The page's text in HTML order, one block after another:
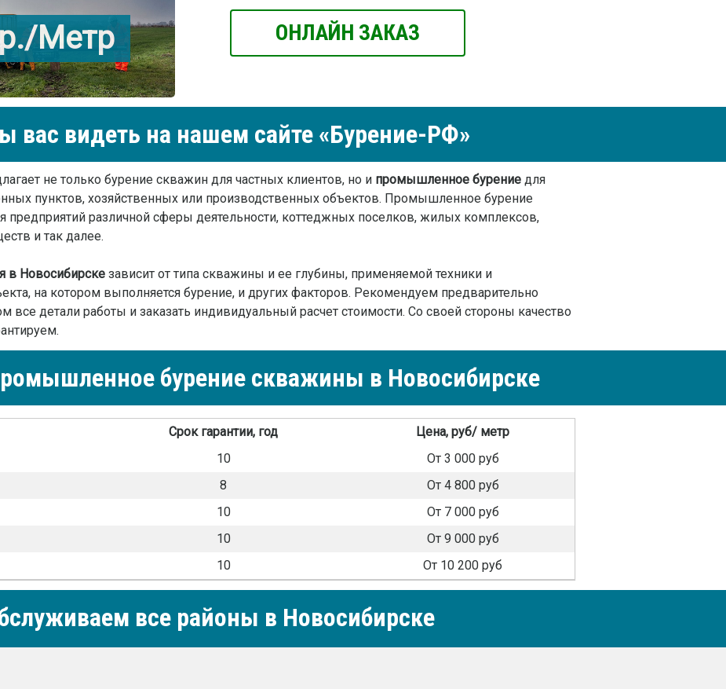
Метр ОНЛАЙН ЗАКАЗ
вас видеть на нашем сайте «Бурение-РФ»
не только бурение скважин для частных клиентов, но и промышленное бурение для
пунктов, хозяйственных или производственных объектов. Промышленное бурение
предприятий различной сферы деятельности, коттеджных поселков, жилых комплексов,
и так далее.
в Новосибирске зависит от типа скважины и ее глубины, применяемой техники и
на котором выполняется бурение, и других факторов. Рекомендуем предварительно
детали работы и заказать индивидуальный расчет стоимости. Со своей стороны качество
бурение скважины в Новосибирске
Срок гарантии, год
Цена, руб/ метр
10
От 3 000 руб
8
От 4 800 руб
10
От 7 000 руб
10
От 9 000 руб
10 От 10 200 руб
все районы в Новосибирске